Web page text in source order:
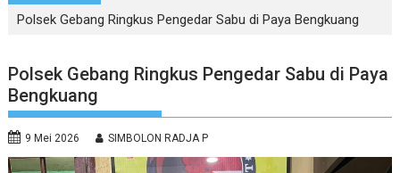
Polsek Gebang Ringkus Pengedar Sabu di Paya Bengkuang
Polsek Gebang Ringkus Pengedar Sabu di Paya
Bengkuang
9 Mei 2026 SIMBOLON RADJA P